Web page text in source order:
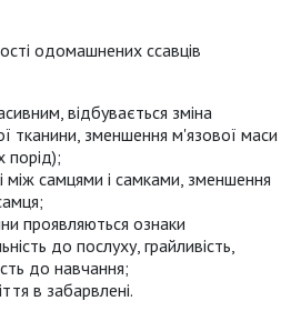
одомашнених ссавців
відбувається зміна
тканини, зменшення м'язової маси
порід);
між самцями і самками, зменшення
проявляються ознаки
до послуху, грайливість,
до навчання;
в забарвлені.